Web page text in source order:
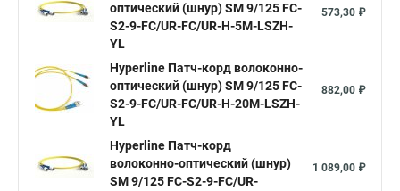
оптический (шнур) SM 9/125 FC-
S2-9-FC/UR-FC/UR-H-5M-LSZH-
YL
573,30 ₽
Hyperline Патч-корд волоконно-
оптический (шнур) SM 9/125 FC-
S2-9-FC/UR-FC/UR-H-20M-LSZH-
YL
882,00 ₽
Hyperline Патч-корд
волоконно-оптический (шнур)
SM 9/125 FC-S2-9-FC/UR-
1 089,00 ₽